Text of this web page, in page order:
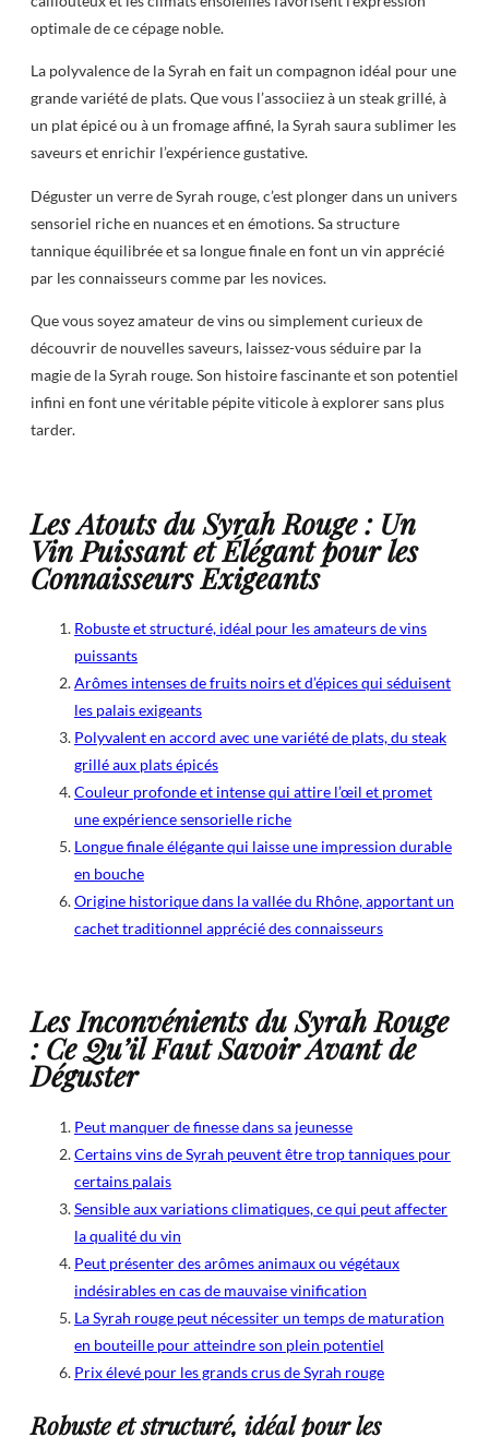
optimale de ce cépage noble.
La polyvalence de la Syrah en fait un compagnon idéal pour une
grande variété de plats. Que vous l’associiez à un steak grillé, à
un plat épicé ou à un fromage affiné, la Syrah saura sublimer les
saveurs et enrichir l’expérience gustative.
Déguster un verre de Syrah rouge, c’est plonger dans un univers
sensoriel riche en nuances et en émotions. Sa structure
tannique équilibrée et sa longue finale en font un vin apprécié
par les connaisseurs comme par les novices.
Que vous soyez amateur de vins ou simplement curieux de
découvrir de nouvelles saveurs, laissez-vous séduire par la
magie de la Syrah rouge. Son histoire fascinante et son potentiel
infini en font une véritable pépite viticole à explorer sans plus
tarder.
Les Atouts du Syrah Rouge : Un
Vin Puissant et Élégant pour les
Connaisseurs Exigeants
Robuste et structuré, idéal pour les amateurs de vins
puissants
Arômes intenses de fruits noirs et d’épices qui séduisent
les palais exigeants
Polyvalent en accord avec une variété de plats, du steak
grillé aux plats épicés
Couleur profonde et intense qui attire l’œil et promet
une expérience sensorielle riche
Longue finale élégante qui laisse une impression durable
en bouche
Origine historique dans la vallée du Rhône, apportant un
cachet traditionnel apprécié des connaisseurs
Les Inconvénients du Syrah Rouge
: Ce Qu’il Faut Savoir Avant de
Déguster
Peut manquer de finesse dans sa jeunesse
Certains vins de Syrah peuvent être trop tanniques pour
certains palais
Sensible aux variations climatiques, ce qui peut affecter
la qualité du vin
Peut présenter des arômes animaux ou végétaux
indésirables en cas de mauvaise vinification
La Syrah rouge peut nécessiter un temps de maturation
en bouteille pour atteindre son plein potentiel
Prix élevé pour les grands crus de Syrah rouge
Robuste et structuré, idéal pour les